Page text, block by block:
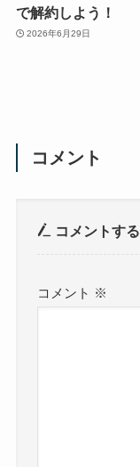
で解約しよう！
2026年6月29日
コメント
コメントする
コメント ※